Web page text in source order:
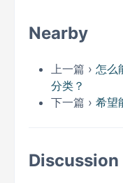
Nearby
上一篇 › 怎么
分类？
下一篇 › 希望
Discussion